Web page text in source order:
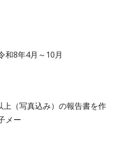
8年4月～10月
（写真込み）の報告書を作
メー